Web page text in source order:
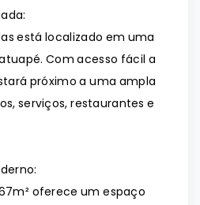
está localizado em uma
Com acesso fácil a
próximo a uma ampla
serviços, restaurantes e
oferece um espaço